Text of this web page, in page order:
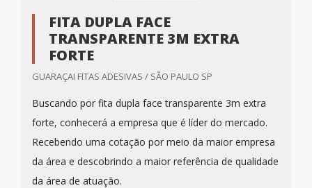
FITA DUPLA FACE
TRANSPARENTE 3M EXTRA
FORTE
GUARAÇAI FITAS ADESIVAS / SÃO PAULO SP
Buscando por fita dupla face transparente 3m extra
forte, conhecerá a empresa que é líder do mercado.
Recebendo uma cotação por meio da maior empresa
da área e descobrindo a maior referência de qualidade
da área de atuação.